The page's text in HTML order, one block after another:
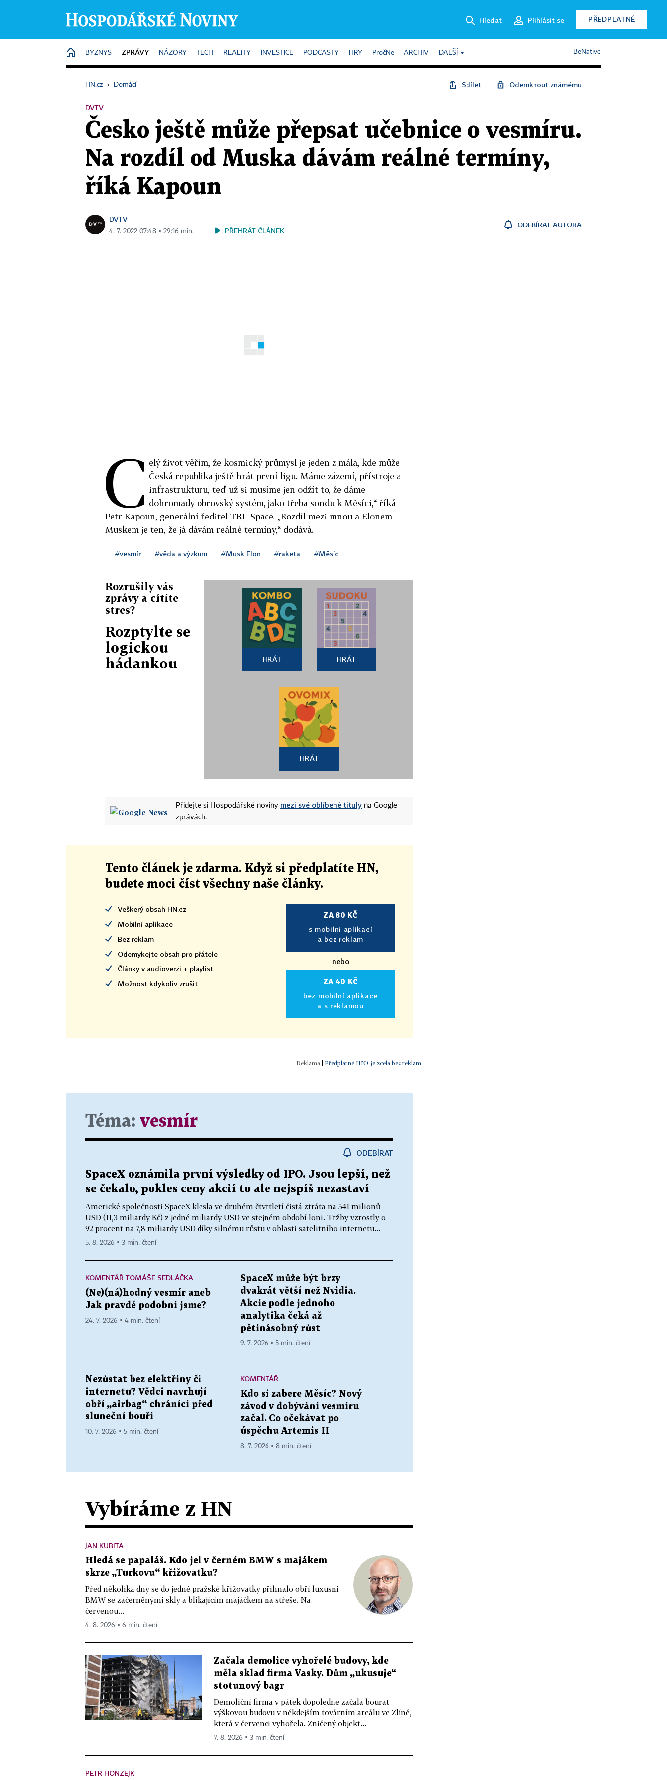
Hledat Přihlásit se PŘEDPLATNÉ
HOME
BYZNYS ZPRÁVY NÁZORY TECH REALITY INVESTICE PODCASTY HRY PročNe ARCHIV DALŠÍ BeNative
HN.cz › Domácí Sdílet Odemknout známému
DVTV
Česko ještě může přepsat učebnice o vesmíru.
Na rozdíl od Muska dávám reálné termíny,
říká Kapoun
DVTV
4. 7. 2022 07:48 ▪ 29:16 min. PŘEHRÁT ČLÁNEK
ODEBÍRAT AUTORA
C elý život věřím, že kosmický průmysl je jeden z mála, kde může
Česká republika ještě hrát první ligu. Máme zázemí, přístroje a
infrastrukturu, teď už si musíme jen odžít to, že dáme
dohromady obrovský systém, jako třeba sondu k Měsíci,“ říká
Petr Kapoun, generální ředitel TRL Space. „Rozdíl mezi mnou a Elonem
Muskem je ten, že já dávám reálné termíny,“ dodává.
#vesmír #věda a výzkum #Musk Elon #raketa #Měsíc
Rozrušily vás
zprávy a cítíte
stres?
Rozptylte se
logickou
hádankou
HRÁT HRÁT
HRÁT
Přidejte si Hospodářské noviny mezi své oblíbené tituly na Google
zprávách.
Tento článek je zdarma. Když si předplatíte HN,
budete moci číst všechny naše články.
Veškerý obsah HN.cz
Mobilní aplikace
Bez reklam
Odemykejte obsah pro přátele
Články v audioverzi + playlist
Možnost kdykoliv zrušit
ZA 80 KČ
s mobilní aplikací
a bez reklam
nebo
ZA 40 KČ
bez mobilní aplikace
a s reklamou
| Předplatné HN+ je zcela bez reklam.
Téma: vesmír
ODEBÍRAT
SpaceX oznámila první výsledky od IPO. Jsou lepší, než
se čekalo, pokles ceny akcií to ale nejspíš nezastaví
Americké společnosti SpaceX klesla ve druhém čtvrtletí čistá ztráta na 541 milionů
USD (11,3 miliardy Kč) z jedné miliardy USD ve stejném období loni. Tržby vzrostly o
92 procent na 7,8 miliardy USD díky silnému růstu v oblasti satelitního internetu...
5. 8. 2026 ▪ 3 min. čtení
KOMENTÁŘ TOMÁŠE SEDLÁČKA
(Ne)(ná)hodný vesmír aneb
Jak pravdě podobní jsme?
24. 7. 2026 ▪ 4 min. čtení
SpaceX může být brzy
dvakrát větší než Nvidia.
Akcie podle jednoho
analytika čeká až
pětinásobný růst
9. 7. 2026 ▪ 5 min. čtení
Nezůstat bez elektřiny či
internetu? Vědci navrhují
obří „airbag“ chránící před
sluneční bouří
10. 7. 2026 ▪ 5 min. čtení
KOMENTÁŘ
Kdo si zabere Měsíc? Nový
závod v dobývání vesmíru
začal. Co očekávat po
úspěchu Artemis II
8. 7. 2026 ▪ 8 min. čtení
Vybíráme z HN
JAN KUBITA
Hledá se papaláš. Kdo jel v černém BMW s majákem
skrze „Turkovu“ křižovatku?
Před několika dny se do jedné pražské křižovatky přihnalo obří luxusní
BMW se začerněnými skly a blikajícím majáčkem na střeše. Na
červenou...
4. 8. 2026 ▪ 6 min. čtení
Začala demolice vyhořelé budovy, kde
měla sklad firma Vasky. Dům „ukusuje“
stotunový bagr
Demoliční firma v pátek dopoledne začala bourat
výškovou budovu v někdejším továrním areálu ve Zlíně,
která v červenci vyhořela. Zničený objekt...
7. 8. 2026 ▪ 3 min. čtení
PETR HONZEJK